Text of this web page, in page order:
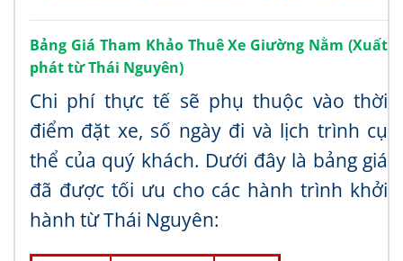
Bảng Giá Tham Khảo Thuê Xe Giường Nằm (Xuất
phát từ Thái Nguyên)
Chi phí thực tế sẽ phụ thuộc vào thời
điểm đặt xe, số ngày đi và lịch trình cụ
thể của quý khách. Dưới đây là bảng giá
đã được tối ưu cho các hành trình khởi
hành từ Thái Nguyên: